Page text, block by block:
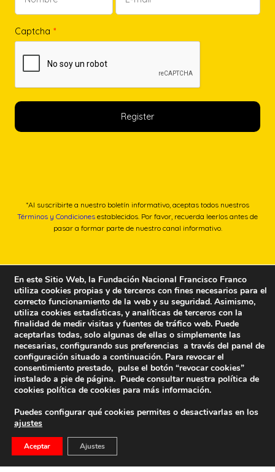
Captcha *
*Al suscribirte a nuestro boletín informativo, aceptas todos nuestros
Términos y Condiciones establecidos. Por favor, recuerda leerlos antes de
pasar a formar parte de nuestro canal informativo.
Fundación Nacional Francisco Franco
Calle Edgar Neville, 1 -1º Izq
En este Sitio Web, la Fundación Nacional Francisco Franco
utiliza cookies propias y de terceros con fines necesarios para el
correcto funcionamiento de la web y su seguridad. Asimismo,
utiliza cookies estadísticas, y analíticas de terceros con la
finalidad de medir visitas y fuentes de tráfico web. Puede
aceptarlas todas, solo algunas de ellas o simplemente las
necesarias, configurando sus preferencias a través del panel de
configuración situado a continuación. Para revocar el
consentimiento prestado, pulse el botón “revocar cookies”
instalado a pie de página. Puede consultar nuestra política de
cookies política de cookies para más información.
Puedes configurar qué cookies permites o desactivarlas en los
ajustes
Aceptar Ajustes